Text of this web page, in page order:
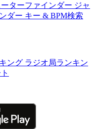
ターファインダー ジャ
ダー キー & BPM検索
ング ラジオ局ランキン